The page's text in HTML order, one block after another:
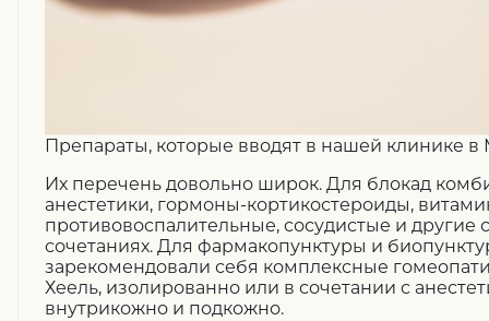
Препараты, которые вводят в нашей клинике в
Их перечень довольно широк. Для блокад
анестетики, гормоны-кортикостероиды,
противовоспалительные, сосудистые и другие
сочетаниях. Для фармакопунктуры и
зарекомендовали себя комплексные
Хеель, изолированно или в сочетании с
внутрикожно и подкожно.